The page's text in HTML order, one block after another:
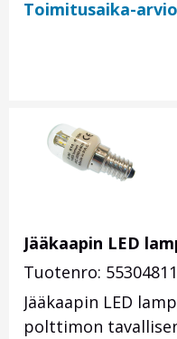
Toimitusaika-
Jääkaapin LED
Tuotenro: 55304811
Jääkaapin LED
polttimon